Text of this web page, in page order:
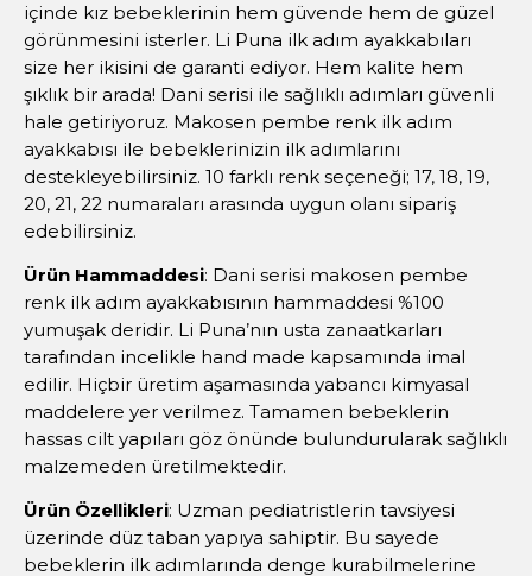
içinde kız bebeklerinin hem güvende hem de güzel
görünmesini isterler. Li Puna ilk adım ayakkabıları
size her ikisini de garanti ediyor. Hem kalite hem
şıklık bir arada! Dani serisi ile sağlıklı adımları güvenli
hale getiriyoruz. Makosen pembe renk ilk adım
ayakkabısı ile bebeklerinizin ilk adımlarını
destekleyebilirsiniz. 10 farklı renk seçeneği; 17, 18, 19,
20, 21, 22 numaraları arasında uygun olanı sipariş
edebilirsiniz.
Ürün Hammaddesi: Dani serisi makosen pembe
renk ilk adım ayakkabısının hammaddesi %100
yumuşak deridir. Li Puna’nın usta zanaatkarları
tarafından incelikle hand made kapsamında imal
edilir. Hiçbir üretim aşamasında yabancı kimyasal
maddelere yer verilmez. Tamamen bebeklerin
hassas cilt yapıları göz önünde bulundurularak sağlıklı
malzemeden üretilmektedir.
Ürün Özellikleri: Uzman pediatristlerin tavsiyesi
üzerinde düz taban yapıya sahiptir. Bu sayede
bebeklerin ilk adımlarında denge kurabilmelerine